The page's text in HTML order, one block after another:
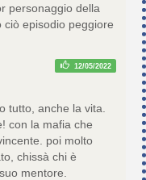
personaggio della
episodio peggiore
12/05/2022
tutto, anche la vita.
con la mafia che
poi molto
chissà chi è
mentore.